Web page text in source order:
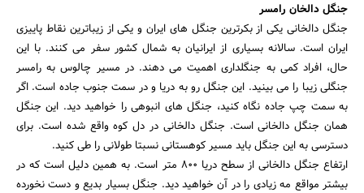
جنگل دالخان رامسر
جنگل دالخانی یکی از بکرترین جنگل های ایران و یکی از زیباترین نقاط پاییزی
ایران است. سالانه بسیاری از ایرانیان به شمال کشور سفر می کنند. با این
حال، افراد کمی به جنگلداری اهمیت می دهند. در مسیر چالوس به رامسر
جنگلی زیبا را می بینید. این جنگل رو به دریا و در سمت جنوب جاده است. اگر
به سمت چپ جاده نگاه کنید، جنگل های انبوهی را خواهید دید. این جنگل
همان جنگل دالخانی است. جنگل دالخانی در دل کوه واقع شده است. برای
دسترسی به این جنگل باید مسیر کوهستانی نسبتا طولانی را طی کنید.
ارتفاع جنگل دالخانی از سطح دریا 800 متر است. به همین دلیل است که در
بیشتر مواقع مه زیادی را در آن خواهید دید. جنگل بسیار بدیع و دست نخورده